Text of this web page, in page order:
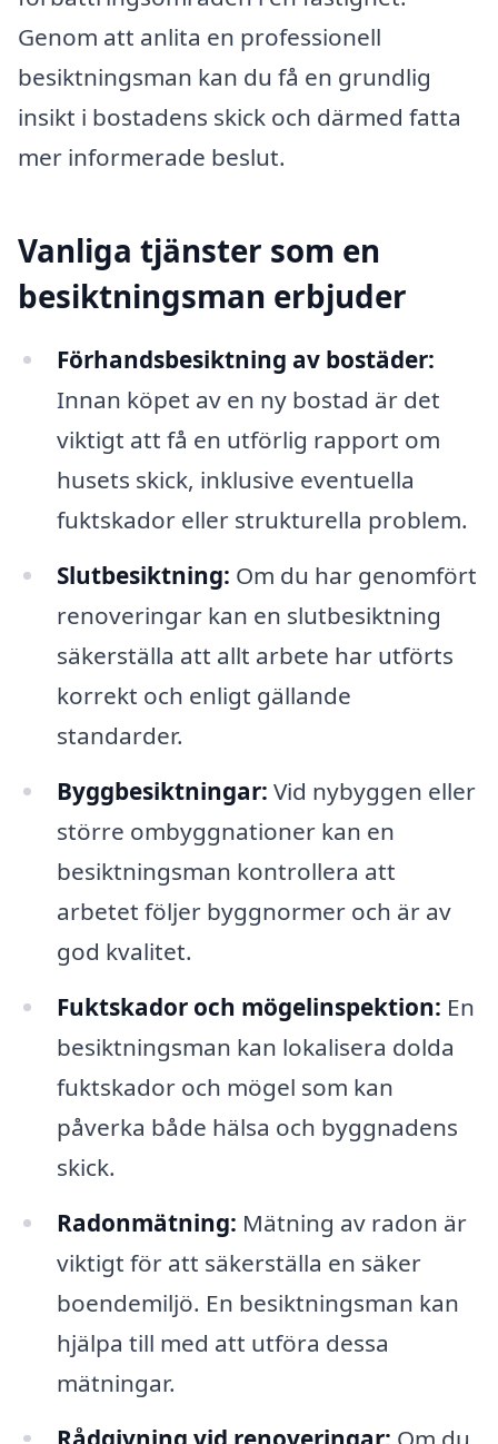
Genom att anlita en professionell
besiktningsman kan du få en grundlig
insikt i bostadens skick och därmed fatta
mer informerade beslut.
Vanliga tjänster som en
besiktningsman erbjuder
Förhandsbesiktning av bostäder:
Innan köpet av en ny bostad är det
viktigt att få en utförlig rapport om
husets skick, inklusive eventuella
fuktskador eller strukturella problem.
Slutbesiktning: Om du har genomfört
renoveringar kan en slutbesiktning
säkerställa att allt arbete har utförts
korrekt och enligt gällande
standarder.
Byggbesiktningar: Vid nybyggen eller
större ombyggnationer kan en
besiktningsman kontrollera att
arbetet följer byggnormer och är av
god kvalitet.
Fuktskador och mögelinspektion: En
besiktningsman kan lokalisera dolda
fuktskador och mögel som kan
påverka både hälsa och byggnadens
skick.
Radonmätning: Mätning av radon är
viktigt för att säkerställa en säker
boendemiljö. En besiktningsman kan
hjälpa till med att utföra dessa
mätningar.